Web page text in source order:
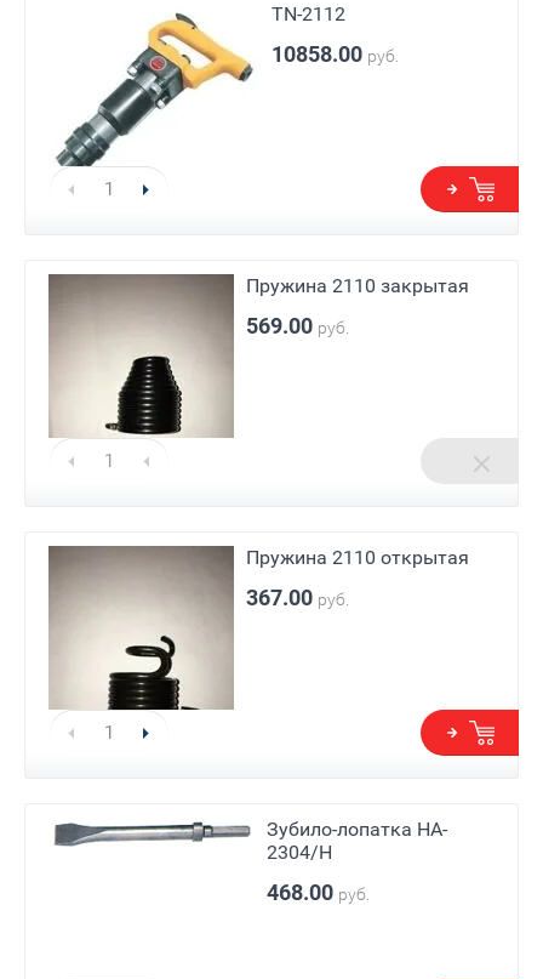
TN-2112
10858.00 руб.
Пружина 2110 закрытая
569.00 руб.
Пружина 2110 открытая
367.00 руб.
Зубило-лопатка HA-
2304/H
468.00 руб.